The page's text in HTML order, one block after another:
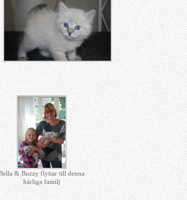
& Buzzy flyttar till denna
härliga familj